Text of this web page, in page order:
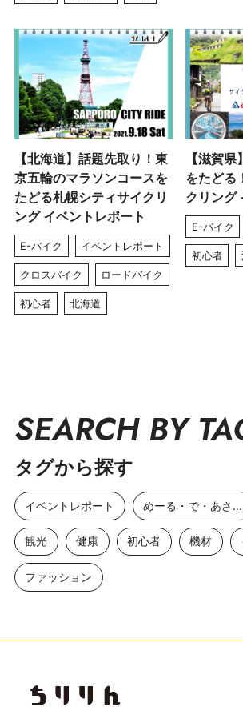
【北海道】話題先取り！東
京五輪のマラソンコースを
たどる札幌シティサイクリ
ング イベントレポート
E-バイク イベントレポート
クロスバイク ロードバイク
初心者 北海道
【滋賀
をたどる
クリング
E-バイク
初心者
SEARCH BY
タグから探す
イベントレポート めーる・で・あさひ
観光 健康 初心者 機材
ファッション